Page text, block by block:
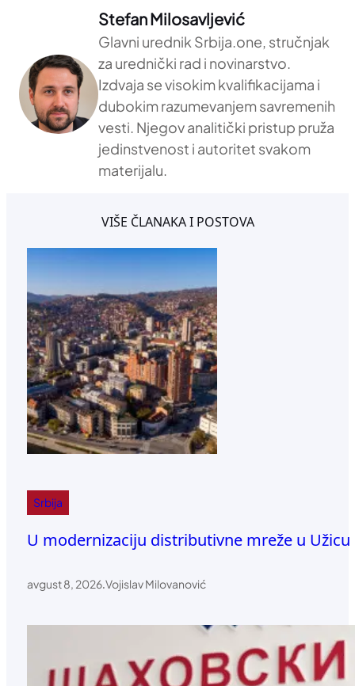
Stefan Milosavljević
Glavni urednik Srbija.one, stručnjak
za urednički rad i novinarstvo.
Izdvaja se visokim kvalifikacijama i
dubokim razumevanjem savremenih
vesti. Njegov analitički pristup pruža
jedinstvenost i autoritet svakom
materijalu.
VIŠE ČLANAKA I POSTOVA
Srbija
U modernizaciju distributivne mreže u
avgust 8, 2026.Vojislav Milovanović